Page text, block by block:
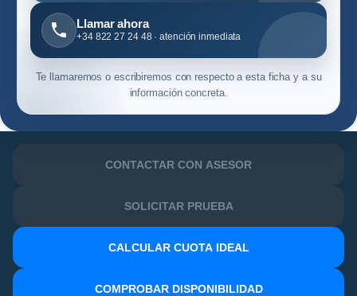
Llamar ahora
+34 822 27 24 48 · atención inmediata
Te llamaremos o escribiremos con respecto a esta ficha y a su
información concreta.
CONTACTAR CON ASESOR
SOLICITAR PRUEBA
CALCULAR CUOTA IDEAL
COMPROBAR DISPONIBILIDAD